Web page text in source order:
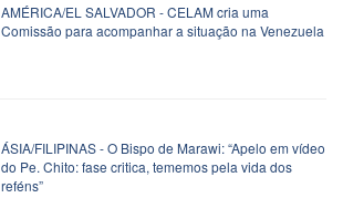
AMÉRICA/EL SALVADOR - CELAM cria uma
Comissão para acompanhar a situação na Venezuela
ÁSIA/FILIPINAS - O Bispo de Marawi: “Apelo em vídeo
do Pe. Chito: fase critica, tememos pela vida dos
reféns”